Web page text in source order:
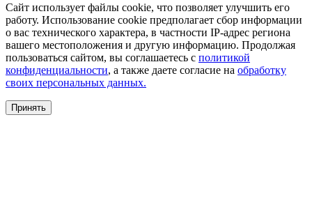
Сайт использует файлы cookie, что позволяет улучшить его
работу. Использование cookie предполагает сбор информации
о вас технического характера, в частности IP-адрес региона
вашего местоположения и другую информацию. Продолжая
пользоваться сайтом, вы соглашаетесь с политикой
конфиденциальности, а также даете согласие на обработку
своих персональных данных.
Принять